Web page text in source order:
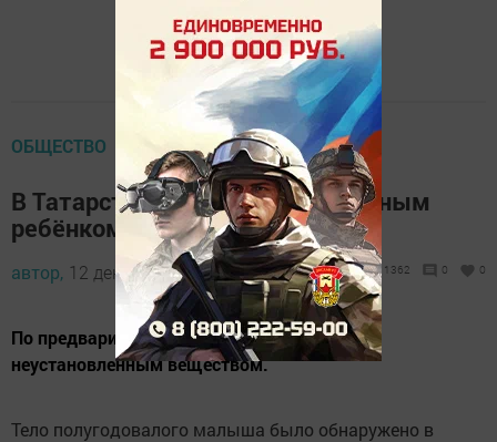
ОБЩЕСТВО
В Татарстане убили маму с грудным
ребёнком
автор, 12 декабря 2017 - 03:05 1362 0 0
По предварительной версии их отравили
неустановленным веществом.
Тело полугодовалого малыша было обнаружено в